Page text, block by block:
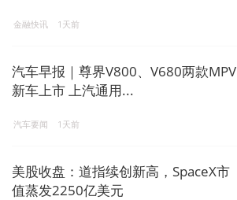
金融快讯 1天前
汽车早报｜尊界V800、V680两款MPV
新车上市 上汽通用...
汽车要闻 1天前
美股收盘：道指续创新高，SpaceX市
值蒸发2250亿美元